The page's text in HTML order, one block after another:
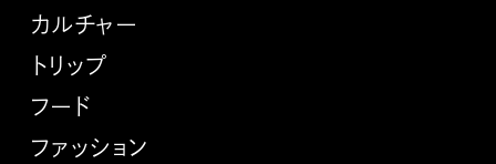
カルチャー
トリップ
フード
ファッション